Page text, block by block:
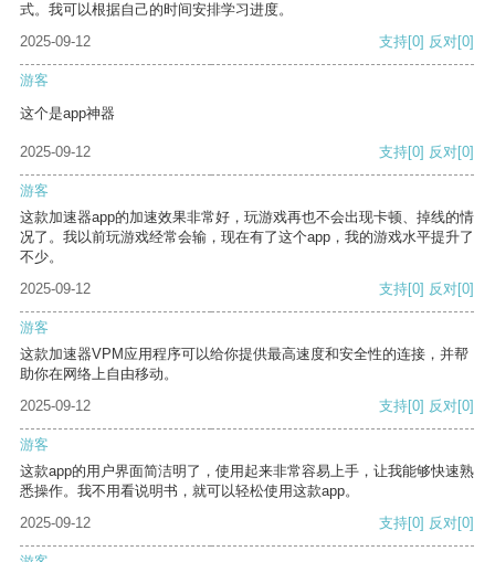
式。我可以根据自己的时间安排学习进度。
2025-09-12
支持[0] 反对[0]
游客
这个是app神器
2025-09-12 支持[0] 反对[0]
游客
这款加速器app的加速效果非常好，玩游戏再也不会出现卡顿、掉线的情
况了。我以前玩游戏经常会输，现在有了这个app，我的游戏水平提升了
不少。
2025-09-12
支持[0] 反对[0]
游客
这款加速器VPM应用程序可以给你提供最高速度和安全性的连接，并帮
助你在网络上自由移动。
2025-09-12
支持[0] 反对[0]
游客
这款app的用户界面简洁明了，使用起来非常容易上手，让我能够快速熟
悉操作。我不用看说明书，就可以轻松使用这款app。
2025-09-12
支持[0] 反对[0]